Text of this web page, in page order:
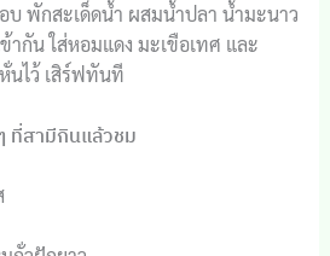
บ พักสะเด็ดน้ำ ผสมน้ำปลา น้ำมะนาว
ากัน ใส่หอมแดง มะเขือเทศ และ
นไว้ เสิร์ฟทันที
ที่สามีกินแล้วชม